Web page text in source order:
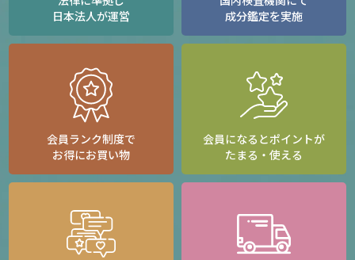
日本法人が運営
成分鑑定を実施
会員ランク制度で
お得にお買い物
会員になるとポイントが
たまる・使える